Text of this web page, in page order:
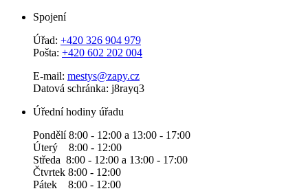
Spojení
Úřad: +420 326 904 979
Pošta: +420 602 202 004
E-mail: mestys@zapy.cz
Datová schránka: j8rayq3
Úřední hodiny úřadu
Pondělí 8:00 - 12:00 a 13:00 - 17:00
Úterý 8:00 - 12:00
Středa 8:00 - 12:00 a 13:00 - 17:00
Čtvrtek 8:00 - 12:00
Pátek 8:00 - 12:00